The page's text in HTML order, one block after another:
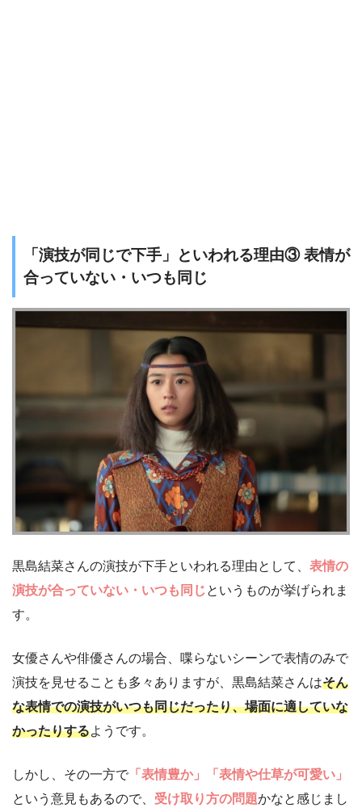
「演技が同じで下手」といわれる理由③ 表情が
合っていない・いつも同じ
黒島結菜さんの演技が下手といわれる理由として、 表情の
演技が合っていない・いつも同じというものが挙げられま
す。
女優さんや俳優さんの場合、喋らないシーンで表情のみで
演技を見せることも多々ありますが、黒島結菜さんはそん
な表情での演技がいつも同じだったり、場面に適していな
かったりするようです。
しかし、その一方で 「表情豊か」「表情や仕草が可愛い」
という意見もあるので、 受け取り方の問題かなと感じまし